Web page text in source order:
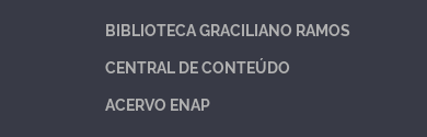
BIBLIOTECA GRACILIANO RAMOS
CENTRAL DE CONTEÚDO
ACERVO ENAP